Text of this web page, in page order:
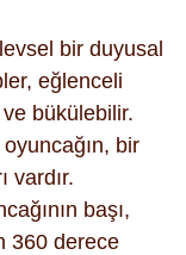
bir duyusal
eğlenceli
bükülebilir.
bir
vardır.
başı,
360 derece